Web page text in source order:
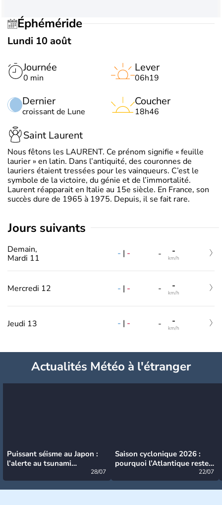
Éphéméride
Lundi 10 août
Journée
0 min
Dernier
croissant de Lune
Lever
06h19
Coucher
18h46
Saint Laurent
Nous fêtons les LAURENT. Ce prénom signifie « feuille
laurier » en latin. Dans l’antiquité, des couronnes de
lauriers étaient tressées pour les vainqueurs. C’est le
symbole de la victoire, du génie et de l’immortalité.
Laurent réapparait en Italie au 15e siècle. En France, son
succès dure de 1965 à 1975. Depuis, il se fait rare.
jours suivants
Demain,
Mardi 11
- | - - -
km/h
Mercredi 12 - | - - -
km/h
Jeudi 13 - | - - -
km/h
Actualités Météo à l'étranger
Puissant séisme au Japon :
l’alerte au tsunami
28/07
Saison cyclonique 2026 :
pourquoi l’Atlantique reste
22/07